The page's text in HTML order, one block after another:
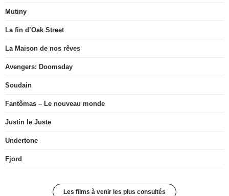
Mutiny
La fin d’Oak Street
La Maison de nos rêves
Avengers: Doomsday
Soudain
Fantômas – Le nouveau monde
Justin le Juste
Undertone
Fjord
Les films à venir les plus consultés